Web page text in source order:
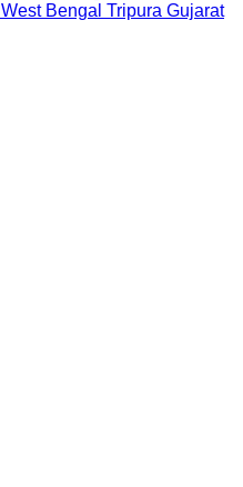
West Bengal Tripura Gujarat